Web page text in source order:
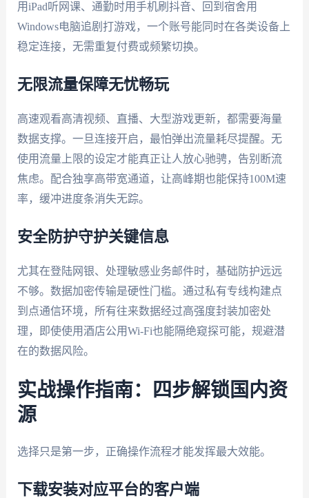
用iPad听网课、通勤时用手机刷抖音、回到宿舍用
Windows电脑追剧打游戏，一个账号能同时在各类设备上
稳定连接，无需重复付费或频繁切换。
无限流量保障无忧畅玩
高速观看高清视频、直播、大型游戏更新，都需要海量
数据支撑。一旦连接开启，最怕弹出流量耗尽提醒。无
使用流量上限的设定才能真正让人放心驰骋，告别断流
焦虑。配合独享高带宽通道，让高峰期也能保持100M速
率，缓冲进度条消失无踪。
安全防护守护关键信息
尤其在登陆网银、处理敏感业务邮件时，基础防护远远
不够。数据加密传输是硬性门槛。通过私有专线构建点
到点通信环境，所有往来数据经过高强度封装加密处
理，即使使用酒店公用Wi-Fi也能隔绝窥探可能，规避潜
在的数据风险。
实战操作指南：四步解锁国内资
源
选择只是第一步，正确操作流程才能发挥最大效能。
下载安装对应平台的客户端